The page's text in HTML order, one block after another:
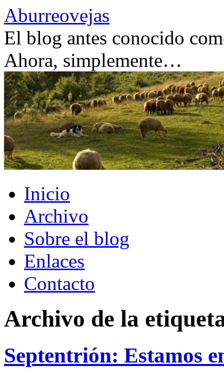
Saltar
al
contenido
Aburreovejas
El blog antes conocido
Ahora, simplemente…
Inicio
Archivo
Sobre el blog
Enlaces
Contacto
Archivo de la
Septentrión: Estamos